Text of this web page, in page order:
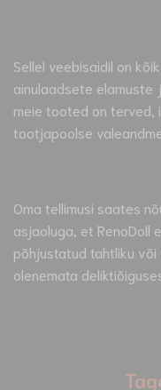
Sellel veebisaidil on
ainulaadsete elamuste
meie tooted on
tootjapoolse
Oma tellimusi saates
asjaoluga, et RenoDoll
põhjustatud tahtliku
olenemata